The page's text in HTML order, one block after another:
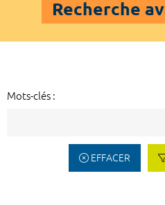
Recherche
Mots-clés :
EFFACER